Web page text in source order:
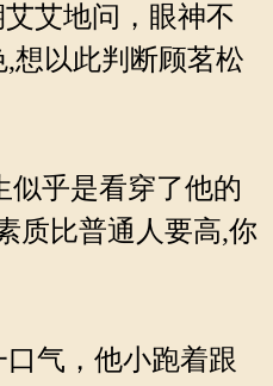
艾地问，眼神不
想以此判断顾茗松
乎是看穿了他的
质比普通人要高,你
气，他小跑着跟